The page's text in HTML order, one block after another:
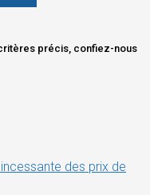
précis, confiez-nous
des prix de